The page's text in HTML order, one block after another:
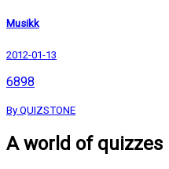
Musikk
2012-01-13
6898
By QUIZSTONE
A world of quizzes